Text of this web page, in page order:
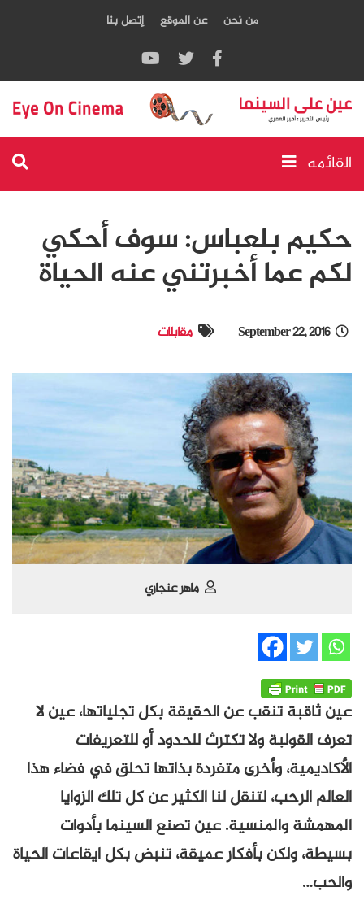
من نحن عن الموقع إتصل بنا
القائمه
حكيم بلعباس: سوف أحكي
لكم عما أخبرتني عنه الحياة
September 22, 2016 مقابلات
ماهر عنجاري
عين ثاقبة تنقب عن الحقيقة بكل تجلياتها، عين لا
تعرف القولبة ولا تكترث للحدود أو للتعريفات
الأكاديمية، وأخرى متفردة بذاتها تحلق في فضاء هذا
العالم الرحب، لتنقل لنا الكثير عن كل تلك الزوايا
المهمشة والمنسية. عين تصنع السينما بأدوات
بسيطة، ولكن بأفكار عميقة، تنبض بكل ايقاعات الحياة
والحب…